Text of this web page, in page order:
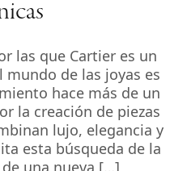
las que Cartier es un
de las joyas es
hace más de un
la creación de piezas
lujo, elegancia y
esta búsqueda de la
una nueva […]